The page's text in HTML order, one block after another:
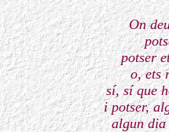
On
potser
o, ets
sí, sí que
i potser,
algun dia